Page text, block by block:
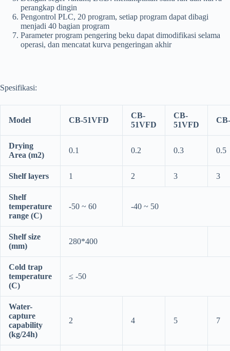
perangkap dingin
Pengontrol PLC, 20 program, setiap program dapat dibagi
menjadi 40 bagian program
Parameter program pengering beku dapat dimodifikasi selama
operasi, dan mencatat kurva pengeringan akhir
Spesifikasi:
Model CB-51VFD
CB-
51VFD
CB-
51VFD
Drying
Area (m2)
0.1 0.2 0.3 0.5
Shelf layers 1 2 3 3
Shelf
temperature
range (C)
-50 ~ 60 -40 ~ 50
Shelf size
(mm)
280*400
Cold trap
temperature
(C)
≤ -50
Water-
capture
capability
(kg/24h)
2 4 5 7